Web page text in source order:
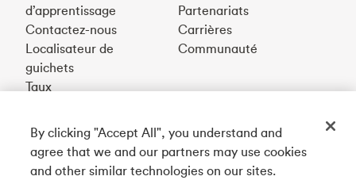
d’apprentissage
Contactez-nous
Localisateur de
guichets
Taux
Partenariats
Carrières
Communauté
Téléchargez notre appli
By clicking "Accept All", you understand and
agree that we and our partners may use cookies
and other similar technologies on our sites.